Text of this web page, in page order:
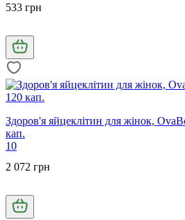
533 грн
Здоров'я яйцеклітин для жінок,
кап.
10
2 072 грн